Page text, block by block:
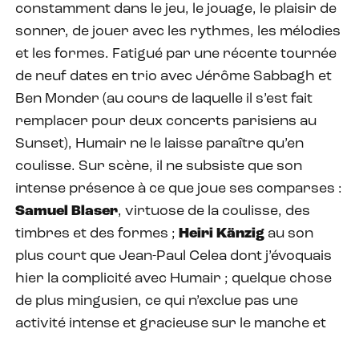
constamment dans le jeu, le jouage, le plaisir de
sonner, de jouer avec les rythmes, les mélodies
et les formes. Fatigué par une récente tournée
de neuf dates en trio avec Jérôme Sabbagh et
Ben Monder (au cours de laquelle il s’est fait
remplacer pour deux concerts parisiens au
Sunset), Humair ne le laisse paraître qu’en
coulisse. Sur scène, il ne subsiste que son
intense présence à ce que joue ses comparses :
Samuel Blaser, virtuose de la coulisse, des
timbres et des formes ; Heiri Känzig au son
plus court que Jean-Paul Celea dont j’évoquais
hier la complicité avec Humair ; quelque chose
de plus mingusien, ce qui n’exclue pas une
activité intense et gracieuse sur le manche et